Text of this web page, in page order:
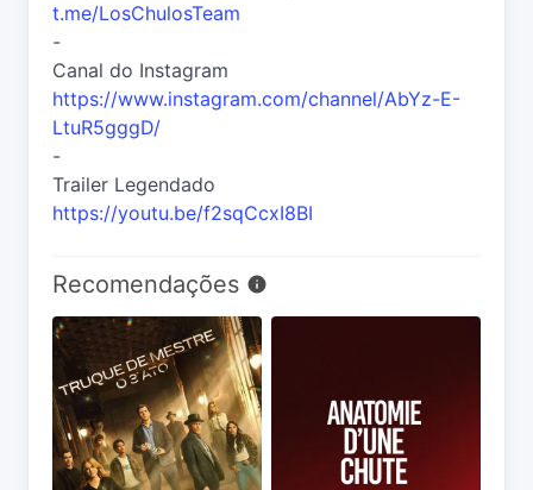
t.me/LosChulosTeam
-
Canal do Instagram
https://www.instagram.com/channel/AbYz-E-
LtuR5gggD/
-
Trailer Legendado
https://youtu.be/f2sqCcxI8BI
Recomendações